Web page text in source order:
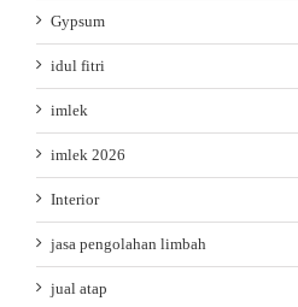
Gypsum
idul fitri
imlek
imlek 2026
Interior
jasa pengolahan limbah
jual atap